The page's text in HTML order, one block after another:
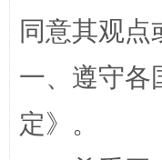
全民健身五年计
同意其观
一、遵守各
定》。